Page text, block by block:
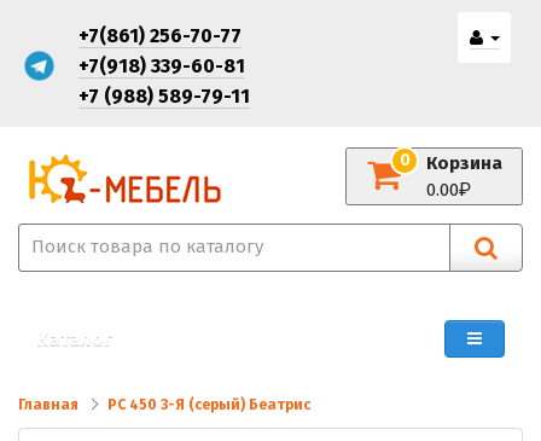
+7(861) 256-70-77
+7(918) 339-60-81
+7 (988) 589-79-11
Корзина
0
0.00
Каталог
Главная РС 450 3-Я (серый) Беатрис